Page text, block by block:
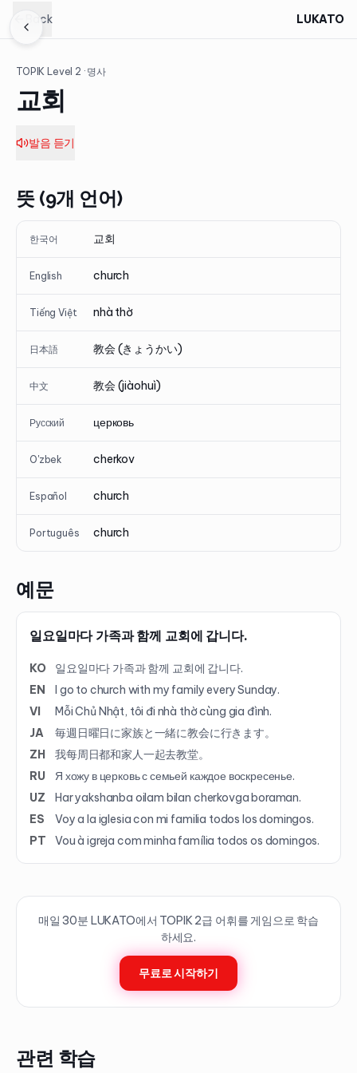
Back LUKATO
TOPIK Level 2 · 명사
교회
발음 듣기
뜻 (9개 언어)
한국어 교회
English church
Tiếng Việt nhà thờ
日本語 教会 (きょうかい)
中文 教会 (jiàohuì)
Русский церковь
O'zbek cherkov
Español church
Português church
예문
일요일마다 가족과 함께 교회에 갑니다.
KO
일요일마다 가족과 함께 교회에 갑니다.
EN
I go to church with my family every Sunday.
VI
Mỗi Chủ Nhật, tôi đi nhà thờ cùng gia đình.
JA
毎週日曜日に家族と一緒に教会に行きます。
ZH
我每周日都和家人一起去教堂。
RU
Я хожу в церковь с семьей каждое воскресенье.
UZ
Har yakshanba oilam bilan cherkovga boraman.
ES
Voy a la iglesia con mi familia todos los domingos.
PT
Vou à igreja com minha família todos os domingos.
매일 30분 LUKATO에서 TOPIK2급 어휘를 게임으로 학습
하세요.
무료로 시작하기
관련 학습